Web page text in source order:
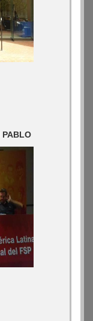
PABLO